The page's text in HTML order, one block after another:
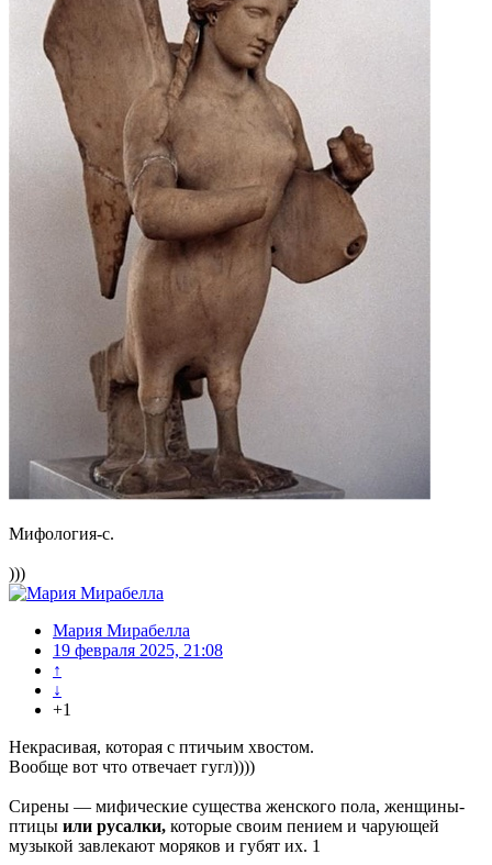
Мифология-с.
)))
Мария Мирабелла
19 февраля 2025, 21:08
↑
↓
+1
Некрасивая, которая с птичьим хвостом.
Вообще вот что отвечает гугл))))
Сирены — мифические существа женского пола, женщины-
птицы или русалки, которые своим пением и чарующей
музыкой завлекают моряков и губят их. 1